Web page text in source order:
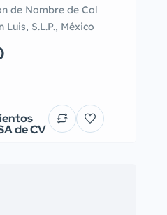
de Nombre de Col
Luis, S.L.P., México
de CV